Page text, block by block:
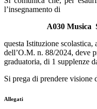
l’insegnamento di
A030 Musica
questa Istituzione scolastica,
dell’O.M. n. 88/2024, deve
graduatoria, di 1 supplenze
Si prega di prendere visione
Allegati